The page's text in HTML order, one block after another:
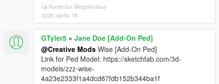
Kontextus Megtekintése
2026. április 19.
GTyler5 » Jane Doe [Add-On Ped]
@Creative Mods Wise [Add-On Ped]
Link for Ped Model: https://sketchfab.com/3d-
models/zzz-wise-
4a23e2333f1a4dcd87fdb152b344ba1f